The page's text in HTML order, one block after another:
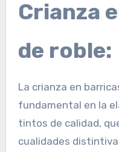
Crianza
de roble:
La crianza en
fundamental en la
tintos de calidad,
cualidades